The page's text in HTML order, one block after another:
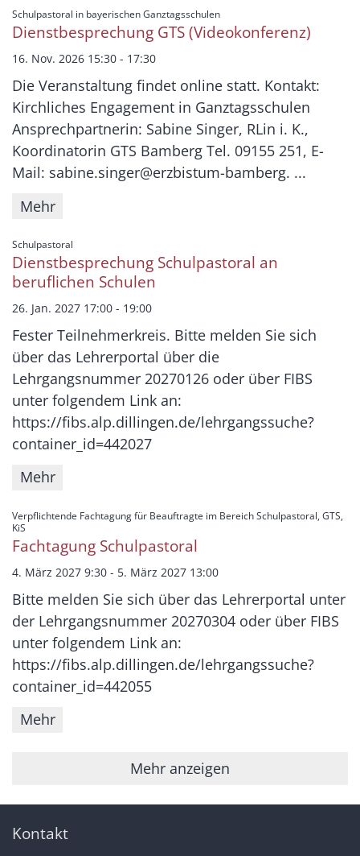
Schulpastoral in bayerischen Ganztagsschulen:
Dienstbesprechung GTS (Videokonferenz)
16. Nov. 2026 15:30 - 17:30
Die Veranstaltung findet online statt. Kontakt:
Kirchliches Engagement in Ganztagsschulen
Ansprechpartnerin: Sabine Singer, RLin i. K.,
Koordinatorin GTS Bamberg Tel. 09155 251, E-
Mail: sabine.singer@erzbistum-bamberg. ...
Mehr
Schulpastoral
Dienstbesprechung Schulpastoral an
beruflichen Schulen
26. Jan. 2027 17:00 - 19:00
Fester Teilnehmerkreis. Bitte melden Sie sich
über das Lehrerportal über die
Lehrgangsnummer 20270126 oder über FIBS
unter folgendem Link an:
https://fibs.alp.dillingen.de/lehrgangssuche?
container_id=442027
Mehr
Verpflichtende Fachtagung für Beauftragte im Bereich Schulpastoral, GTS,
KiS
Fachtagung Schulpastoral
4. März 2027 9:30 - 5. März 2027 13:00
Bitte melden Sie sich über das Lehrerportal unter
der Lehrgangsnummer 20270304 oder über FIBS
unter folgendem Link an:
https://fibs.alp.dillingen.de/lehrgangssuche?
container_id=442055
Mehr
Mehr anzeigen
Kontakt